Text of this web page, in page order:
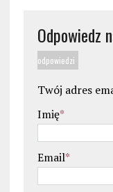
Odpowiedz
odpowiedzi
Twój adres
Imię*
Email*